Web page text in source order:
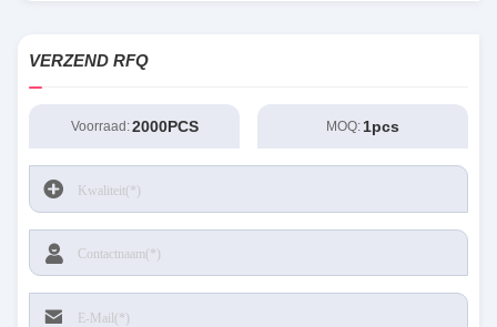
VERZEND RFQ
Voorraad:2000PCS MOQ: 1pcs